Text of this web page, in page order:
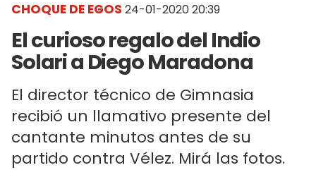
CHOQUE DE EGOS 24-01-2020 20:39
El curioso regalo del Indio
Solari a Diego Maradona
El director técnico de Gimnasia
recibió un llamativo presente del
cantante minutos antes de su
partido contra Vélez. Mirá las fotos.